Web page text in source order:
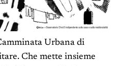
Urbana di
Che mette insieme